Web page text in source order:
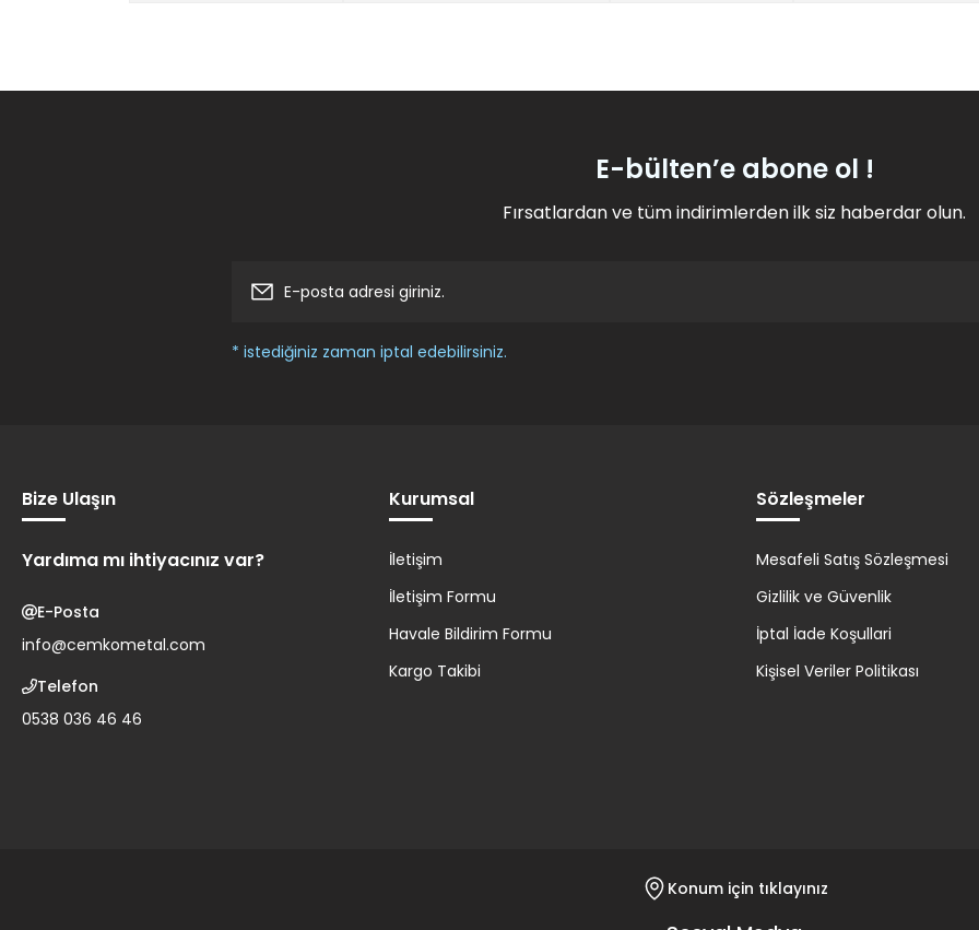
Basitce istenilen ürüne ulaşılabilir .
E-bülten’e abone ol !
Fırsatlardan ve tüm indirimlerden ilk siz haberdar olun.
* istediğiniz zaman iptal edebilirsiniz.
Bize Ulaşın
Yardıma mı ihtiyacınız var?
E-Posta
info@cemkometal.com
Telefon
0538 036 46 46
Kurumsal
İletişim
İletişim Formu
Havale Bildirim Formu
Kargo Takibi
Sözleşmeler
Mesafeli Satış Sözleşmesi
Gizlilik ve Güvenlik
İptal İade Koşullari
Kişisel Veriler Politikası
Konum için tıklayınız